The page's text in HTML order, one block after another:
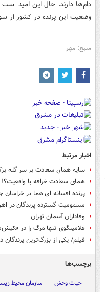
دام‌ها دارند. حال این امید
وضعیت این پرنده در کشور از
منبع: مهر
اخبار مرتبط
سایه همای سعادت بر سر گله
همای سعادت خرافه یا واقعیت؟!
پرنده افسانه ای هما در
مسمومیت گسترده پرندگان در
وفاداران آسمان تهران
فلامینگوی تنها مرگ را در
فیلم/ یکی از بزرگ‌ترین
برچسب‌ها
حیات وحش سازمان محیط